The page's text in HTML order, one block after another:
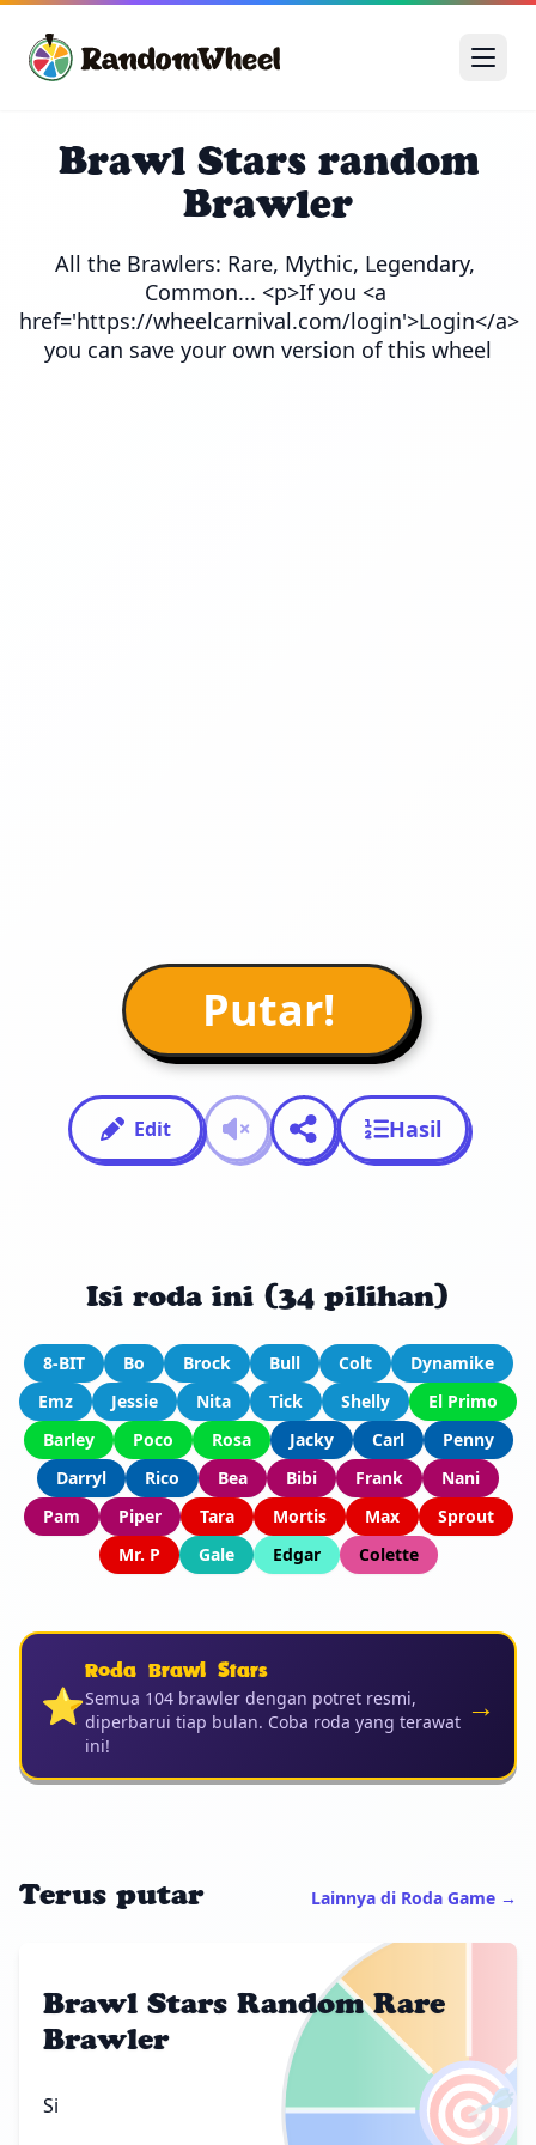
Brawl Stars random
Brawler
All the Brawlers: Rare, Mythic, Legendary,
Common... <p>If you <a
href='https://wheelcarnival.com/login'>Login</a>
you can save your own version of this wheel
Putar!
Edit Hasil
Isi roda ini (34 pilihan)
8-BIT Bo Brock Bull Colt
Dynamike
Emz
Jessie Nita Tick Shelly
El Primo
Barley
Poco Rosa Jacky Carl
Penny
Darryl
Rico Bea Bibi Frank
Nani
Pam
Piper Tara Mortis Max
Sprout
Mr. P
Gale Edgar Colette
⭐
Roda Brawl Stars
Semua 104 brawler dengan potret resmi,
diperbarui tiap bulan. Coba roda yang terawat
ini!
→
Terus putar Lainnya di Roda Game →
🎯
Brawl Stars Random Rare
Brawler
Si